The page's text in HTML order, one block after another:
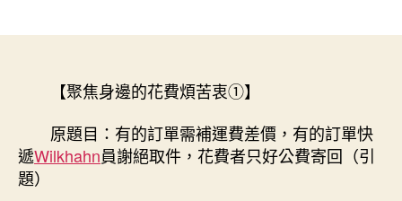
期
費
煩
苦
【聚焦身邊的花費煩苦衷①】
原題目：有的訂單需補運費差價，有的訂單快
遞Wilkhahn員謝絕取件，花費者只好公費寄回（引
題）